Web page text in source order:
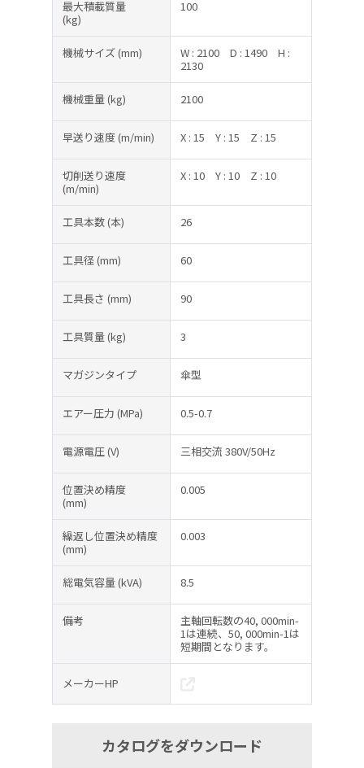
最大積載質量
(kg)
100
機械サイズ(mm) W : 2100 D : 1490
H :
2130
機械重量(kg) 2100
早送り速度(m/min) X : 15 Y : 15 Z : 15
切削送り速度
(m/min)
X : 10 Y : 10 Z : 10
工具本数(本) 26
工具径(mm) 60
工具長さ (mm) 90
工具質量(kg) 3
マガジンタイプ 傘型
エアー圧力 (MPa) 0.5-0.7
電源電圧(V) 三相交流 380V/50Hz
位置決め精度
(mm)
0.005
繰返し位置決め精度
(mm)
0.003
総電気容量(kVA) 8.5
備考
主軸回転数の40, 000min-
1は連続、50, 000min-1は
短期間となります。
メーカーHP
カタログをダウンロード